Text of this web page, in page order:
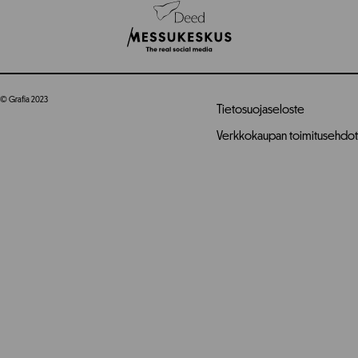
© Grafia 2023
Tietosuojaseloste
Verkkokaupan toimitusehdot